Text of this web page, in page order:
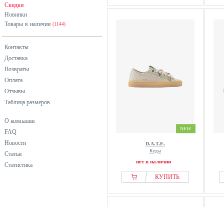
Скидки
Новинки
Товары в наличии (1144)
Контакты
Доставка
Возвраты
Оплата
Отзывы
Таблица размеров
О компании
FAQ
Новости
Статьи
Статистика
NEW
D.A.T.E.
Кеды
нет в наличии
КУПИТЬ